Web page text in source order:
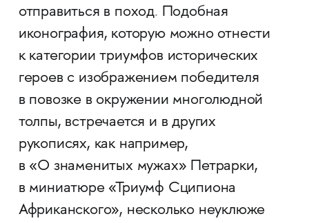
отправиться в поход. Подобная
иконография, которую можно отнести
к категории триумфов исторических
героев с изображением победителя
в повозке в окружении многолюдной
толпы, встречается и в других
рукописях, как например,
в «О знаменитых мужах» Петрарки,
в миниатюре «Триумф Сципиона
Африканского», несколько неуклюже